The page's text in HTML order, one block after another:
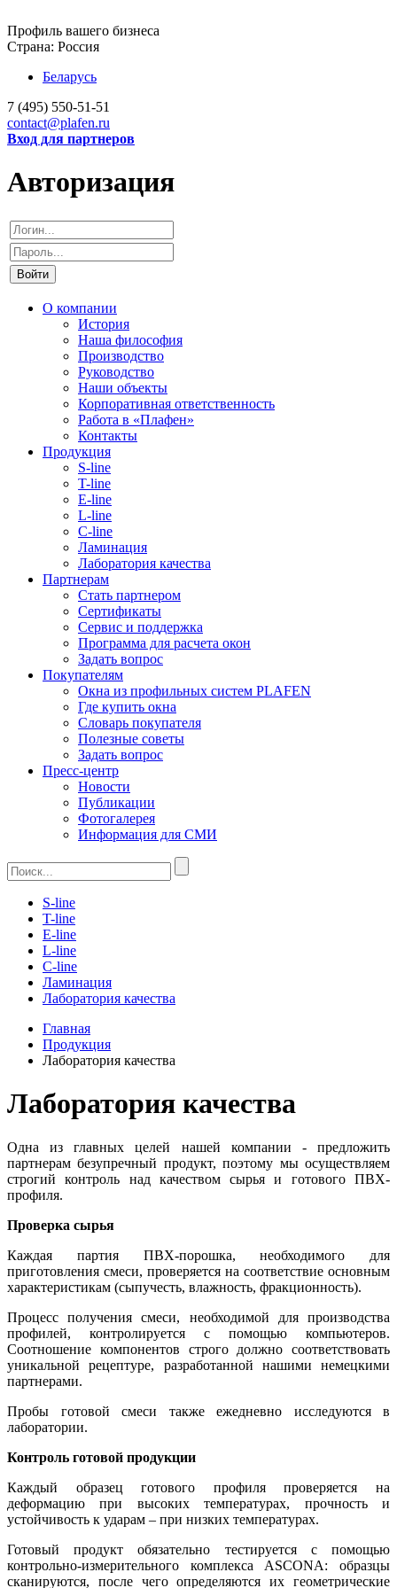
Профиль вашего бизнеса
Страна: Россия
Беларусь
7 (495) 550-51-51
contact@plafen.ru
Вход для партнеров
Авторизация
Войти
О компании
История
Наша философия
Производство
Руководство
Наши объекты
Корпоративная ответственность
Работа в «Плафен»
Контакты
Продукция
S-line
T-line
E-line
L-line
C-line
Ламинация
Лаборатория качества
Партнерам
Стать партнером
Сертификаты
Сервис и поддержка
Программа для расчета окон
Задать вопрос
Покупателям
Окна из профильных систем PLAFEN
Где купить окна
Словарь покупателя
Полезные советы
Задать вопрос
Пресс-центр
Новости
Публикации
Фотогалерея
Информация для СМИ
S-line
T-line
E-line
L-line
C-line
Ламинация
Лаборатория качества
Главная
Продукция
Лаборатория качества
Лаборатория качества
Одна из главных целей нашей компании - предложить
партнерам безупречный продукт, поэтому мы осуществляем
строгий контроль над качеством сырья и готового ПВХ-
профиля.
Проверка сырья
Каждая партия ПВХ-порошка, необходимого для
приготовления смеси, проверяется на соответствие основным
характеристикам (сыпучесть, влажность, фракционность).
Процесс получения смеси, необходимой для производства
профилей, контролируется с помощью компьютеров.
Соотношение компонентов строго должно соответствовать
уникальной рецептуре, разработанной нашими немецкими
партнерами.
Пробы готовой смеси также ежедневно исследуются в
лаборатории.
Контроль готовой продукции
Каждый образец готового профиля проверяется на
деформацию при высоких температурах, прочность и
устойчивость к ударам – при низких температурах.
Готовый продукт обязательно тестируется с помощью
контрольно-измерительного комплекса ASCONA: образцы
сканируются, после чего определяются их геометрические